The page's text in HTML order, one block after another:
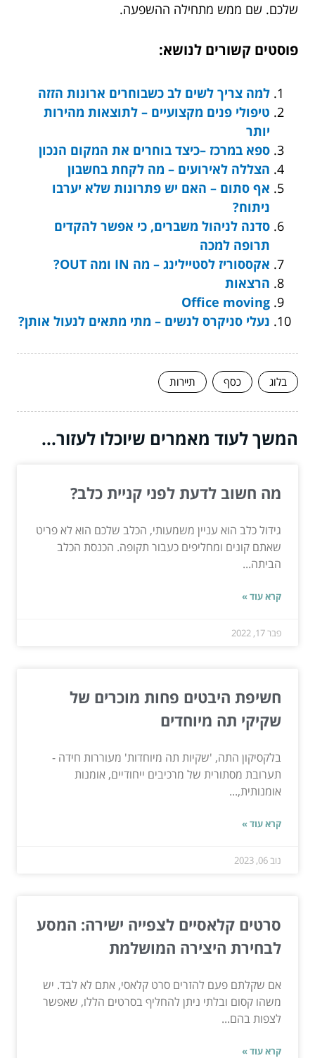
שלכם. שם ממש מתחילה ההשפעה.
פוסטים קשורים לנושא:
למה צריך לשים לב כשבוחרים ארונות הזזה
טיפולי פנים מקצועיים – לתוצאות מהירות
יותר
ספא במרכז –כיצד בוחרים את המקום הנכון
הצללה לאירועים – מה לקחת בחשבון
אף סתום – האם יש פתרונות שלא יערבו
ניתוח?
סדנה לניהול משברים, כי אפשר להקדים
תרופה למכה
אקססוריז לסטיילינג – מה IN ומה OUT?
הרצאות
Office moving
נעלי סניקרס לנשים – מתי מתאים לנעול אותן?
בלוג כסף תיירות
המשך לעוד מאמרים שיוכלו לעזור...
מה חשוב לדעת לפני קניית כלב?
גידול כלב הוא עניין משמעותי, הכלב שלכם הוא לא פריט
שאתם קונים ומחליפים כעבור תקופה. הכנסת הכלב
הביתה...
קרא עוד »
פבר 17, 2022
חשיפת היבטים פחות מוכרים של
שקיקי תה מיוחדים
בלקסיקון התה, 'שקיות תה מיוחדות' מעוררות חידה -
תערובת מסתורית של מרכיבים ייחודיים, אומנות
אומנותית,...
קרא עוד »
נוב 06, 2023
סרטים קלאסיים לצפייה ישירה: המסע
לבחירת היצירה המושלמת
אם שקלתם פעם להזרים סרט קלאסי, אתם לא לבד. יש
משהו קסום ובלתי ניתן להחליף בסרטים הללו, שאפשר
לצפות בהם...
קרא עוד »